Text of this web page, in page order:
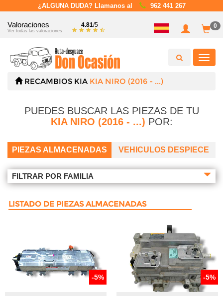
¿ALGUNA DUDA? Llamanos al 962 441 267
Valoraciones
Ver todas las valoraciones
4.81/5 0
RECAMBIOS KIA KIA NIRO (2016 - ...)
PUEDES BUSCAR LAS PIEZAS DE TU
KIA NIRO (2016 - ...) POR:
PIEZAS ALMACENADAS VEHICULOS DESPIECE
FILTRAR POR FAMILIA
LISTADO DE PIEZAS ALMACENADAS
-5% -5%